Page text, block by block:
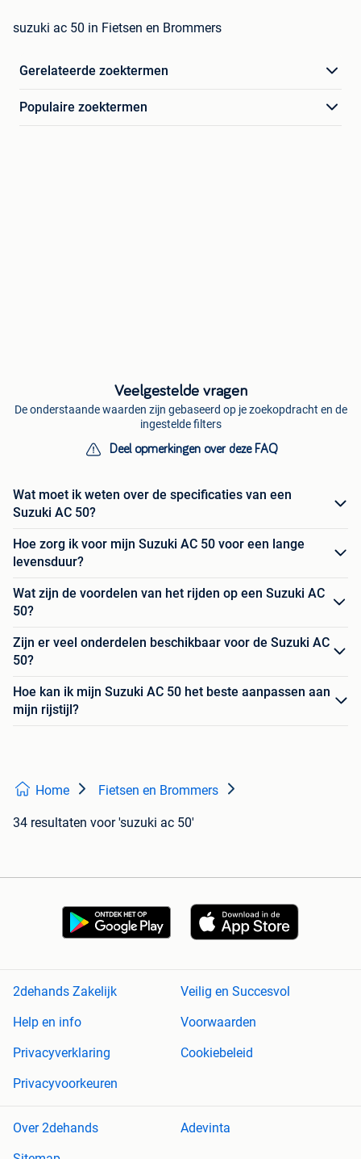
suzuki ac 50 in Fietsen en Brommers
Gerelateerde zoektermen
Populaire zoektermen
Veelgestelde vragen
De onderstaande waarden zijn gebaseerd op je zoekopdracht en de
ingestelde filters
Deel opmerkingen over deze FAQ
Wat moet ik weten over de specificaties van een
Suzuki AC 50?
Hoe zorg ik voor mijn Suzuki AC 50 voor een lange
levensduur?
Wat zijn de voordelen van het rijden op een Suzuki AC
50?
Zijn er veel onderdelen beschikbaar voor de Suzuki AC
50?
Hoe kan ik mijn Suzuki AC 50 het beste aanpassen aan
mijn rijstijl?
Home Fietsen en Brommers
34 resultaten voor 'suzuki ac 50'
2dehands Zakelijk
Veilig en Succesvol
Help en info
Voorwaarden
Privacyverklaring
Cookiebeleid
Privacyvoorkeuren
Over 2dehands
Adevinta